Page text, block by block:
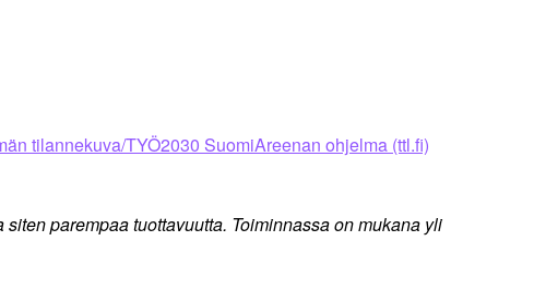
tilannekuva/TYÖ2030 SuomiAreenan ohjelma (ttl.fi)
parempaa tuottavuutta. Toiminnassa on mukana yli